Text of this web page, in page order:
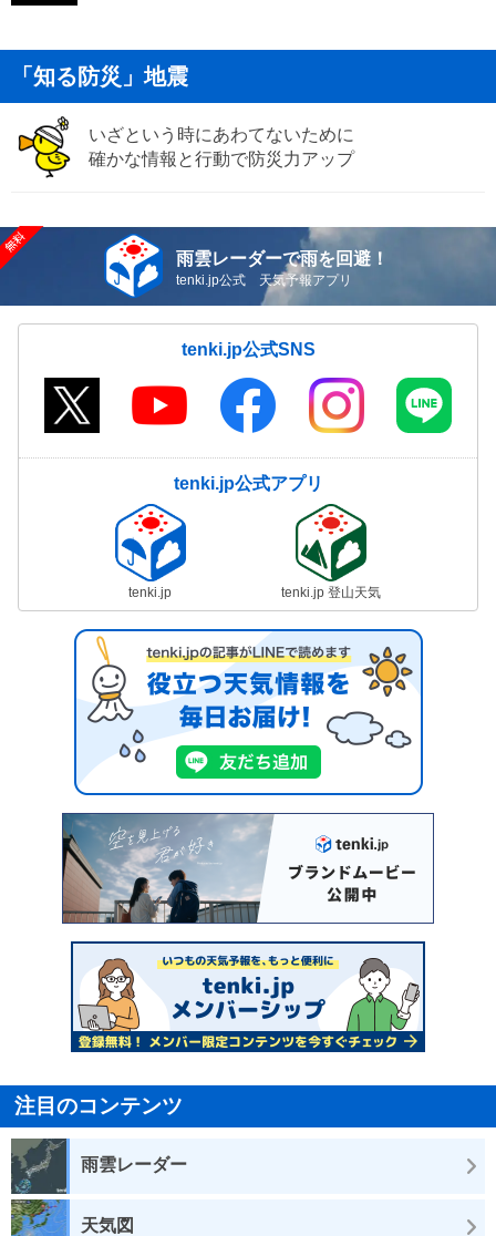
「知る防災」地震
いざという時にあわてないために
確かな情報と行動で防災力アップ
雨雲レーダーで雨を回避！
tenki.jp公式 天気予報アプリ
tenki.jp公式SNS
tenki.jp公式アプリ
tenki.jp tenki.jp 登山天気
注目のコンテンツ
雨雲レーダー
天気図